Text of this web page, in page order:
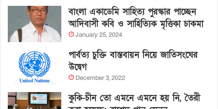
বাংলা একাডেমি সাহিত্য পুরস্কার পাচ্ছেন
আদিবাসী কবি ও সাহিত্যিক মৃত্তিকা চাকমা
January 25, 2024
পার্বত্য চুক্তি বাস্তবায়ন নিয়ে জাতিসংঘের
উদ্বেগ
December 3, 2022
কুকি-চীন তো এমনে এমনে হয় নি, তৈরী